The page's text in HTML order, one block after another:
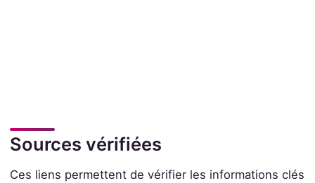
Sources vérifiées
Ces liens permettent de vérifier les informations clés